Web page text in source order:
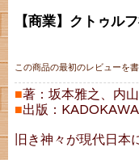
【商業】クトゥル
この商品の最初のレビューを書
■著：坂本雅之、内
■出版：KADOKAWA
旧き神々が現代日本